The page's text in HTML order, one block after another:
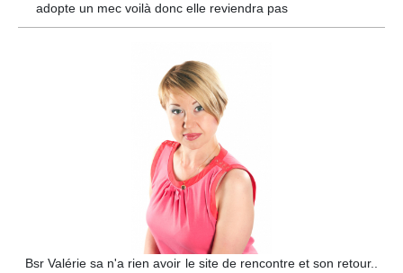
adopte un mec voilà donc elle reviendra pas
Bsr Valérie sa n'a rien avoir le site de rencontre et son retour..